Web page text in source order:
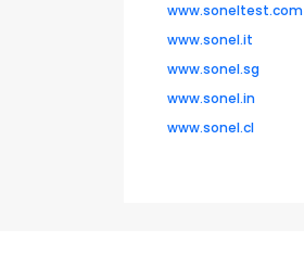
www.soneltest.com
www.sonel.it
www.sonel.sg
www.sonel.in
www.sonel.cl